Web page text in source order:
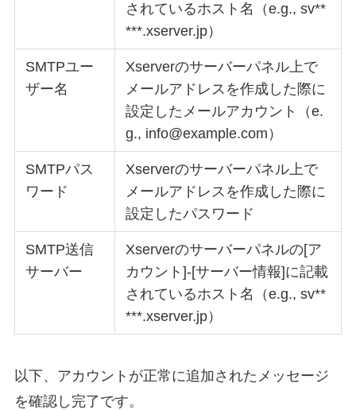
されているホスト名（e.g., sv**
***.xserver.jp）
SMTPユー
ザー名
Xserverのサーバーパネル上で
メールアドレスを作成した際に
設定したメールアカウント（e.
g., info@example.com）
SMTPパス
ワード
Xserverのサーバーパネル上で
メールアドレスを作成した際に
設定したパスワード
SMTP送信
サーバー
Xserverのサーバーパネルの[ア
カウント]-[サーバー情報]に記載
されているホスト名（e.g., sv**
***.xserver.jp）
以下、アカウントが正常に追加されたメッセージ
を確認し完了です。